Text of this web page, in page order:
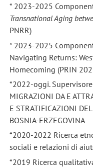
* 2023-2025
Transnational Aging
PNRR)
* 2023-2025
Navigating Returns:
Homecoming (PRIN
*2022-oggi.
MIGRAZIONI DA E
E STRATIFICAZIONI
BOSNIA-ERZEGOVINA
*2020-2022 Ricerca
sociali e relazioni di
*2019 Ricerca